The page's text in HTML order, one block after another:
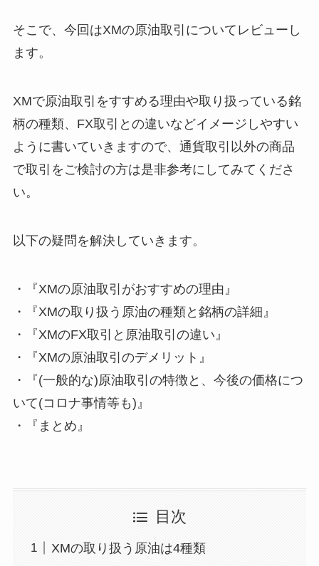
そこで、今回はXMの原油取引についてレビューし
ます。
XMで原油取引をすすめる理由や取り扱っている銘
柄の種類、FX取引との違いなどイメージしやすい
ように書いていきますので、通貨取引以外の商品
で取引をご検討の方は是非参考にしてみてくださ
い。
以下の疑問を解決していきます。
・『XMの原油取引がおすすめの理由』
・『XMの取り扱う原油の種類と銘柄の詳細』
・『XMのFX取引と原油取引の違い』
・『XMの原油取引のデメリット』
・『(一般的な)原油取引の特徴と、今後の価格につ
いて(コロナ事情等も)』
・『まとめ』
目次
XMの取り扱う原油は4種類